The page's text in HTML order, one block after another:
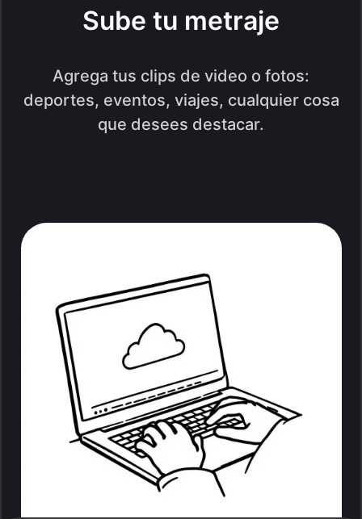
Sube tu metraje
Agrega tus clips de video o fotos:
deportes, eventos, viajes, cualquier cosa
que desees destacar.